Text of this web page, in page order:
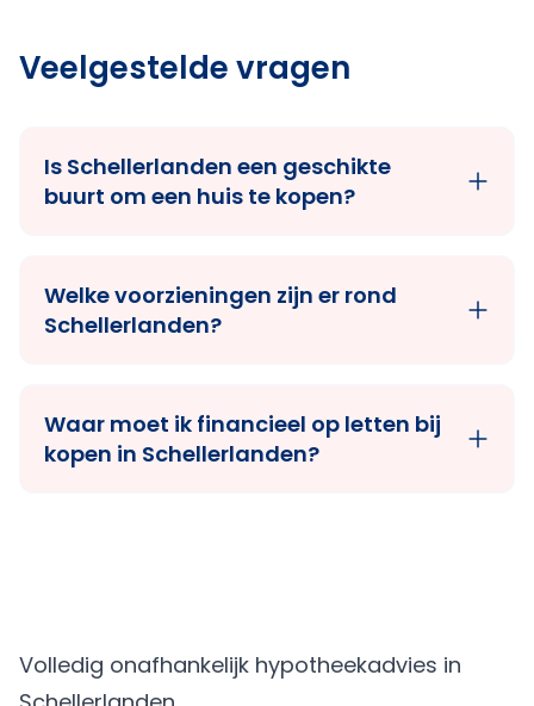
Veelgestelde vragen
Is Schellerlanden een geschikte
buurt om een huis te kopen?
Welke voorzieningen zijn er rond
Schellerlanden?
Waar moet ik financieel op letten bij
kopen in Schellerlanden?
Volledig onafhankelijk hypotheekadvies in